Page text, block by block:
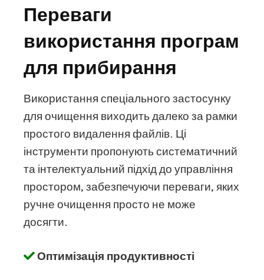
Переваги
використання програм
для прибирання
Використання спеціального застосунку
для очищення виходить далеко за рамки
простого видалення файлів. Ці
інструменти пропонують систематичний
та інтелектуальний підхід до управління
простором, забезпечуючи переваги, яких
ручне очищення просто не може
досягти.
Оптимізація продуктивності